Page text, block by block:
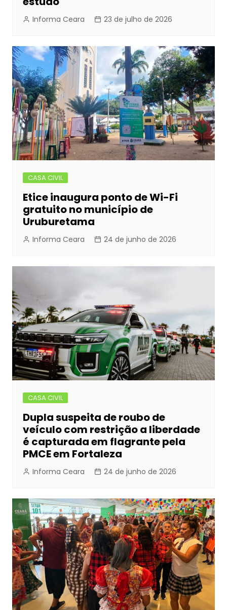
Informa Ceara 23 de julho de 2026
CASA CIVIL
Etice inaugura ponto de Wi-Fi
gratuito no município de
Uruburetama
Informa Ceara 24 de junho de 2026
CASA CIVIL
Dupla suspeita de roubo de
veículo com restrição a liberdade
é capturada em flagrante pela
PMCE em Fortaleza
Informa Ceara 24 de junho de 2026